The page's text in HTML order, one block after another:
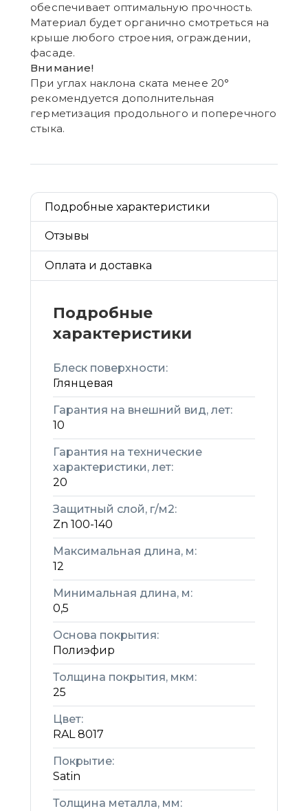
обеспечивает оптимальную прочность.
Материал будет органично смотреться на
крыше любого строения, ограждении,
фасаде.
Внимание!
При углах наклона ската менее 20°
рекомендуется дополнительная
герметизация продольного и поперечного
стыка.
Подробные характеристики
Отзывы
Оплата и доставка
Подробные
характеристики
Блеск поверхности:
Глянцевая
Гарантия на внешний вид, лет:
10
Гарантия на технические
характеристики, лет:
20
Защитный слой, г/м2:
Zn 100-140
Максимальная длина, м:
12
Минимальная длина, м:
0,5
Основа покрытия:
Полиэфир
Толщина покрытия, мкм:
25
Цвет:
RAL 8017
Покрытие:
Satin
Толщина металла, мм: